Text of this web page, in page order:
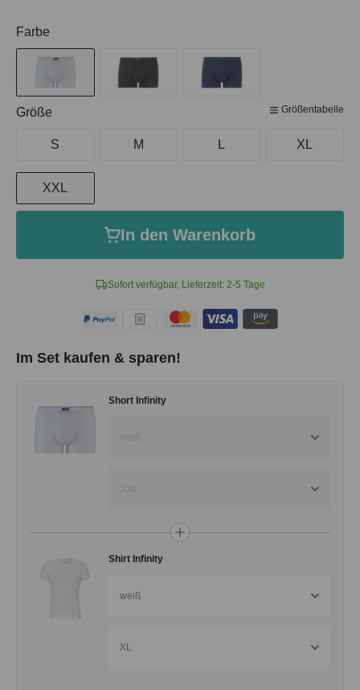
Sofort verfügbar, Lieferzeit: 2-5 Tage
Farbe
Größe Größentabelle
S M L XL
XXL
In den Warenkorb
Im Set kaufen & sparen!
Short Infinity
weiß
XXL
Shirt Infinity
weiß
XL